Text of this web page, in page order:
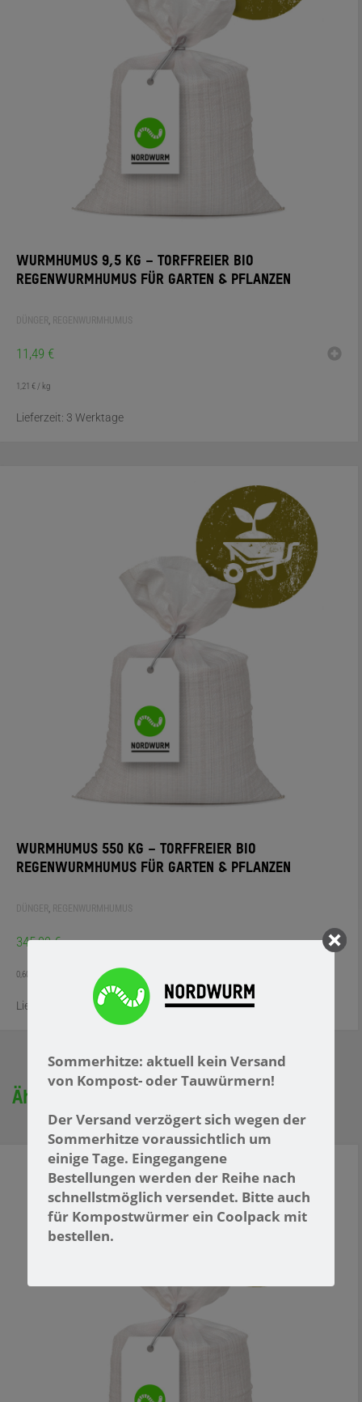
WURMHUMUS 9,5 KG – TORFFREIER BIO
REGENWURMHUMUS FÜR GARTEN & PFLANZEN
DÜNGER, REGENWURMHUMUS
11,49 €
1,21 €/ kg
Lieferzeit: 3 Werktage
WURMHUMUS 550 KG – TORFFREIER BIO
REGENWURMHUMUS FÜR GARTEN & PFLANZEN
DÜNGER, REGENWURMHUMUS
345,99€
0,60
Lieferzeit: 3 Werktage
Ähnliche Produkte
Sommerhitze: aktuell kein Versand
von Kompost- oder Tauwürmern!
Der Versand verzögert sich wegen der
Sommerhitze voraussichtlich um
einige Tage. Eingegangene
Bestellungen werden der Reihe nach
schnellstmöglich versendet. Bitte auch
für Kompostwürmer ein Coolpack mit
bestellen.